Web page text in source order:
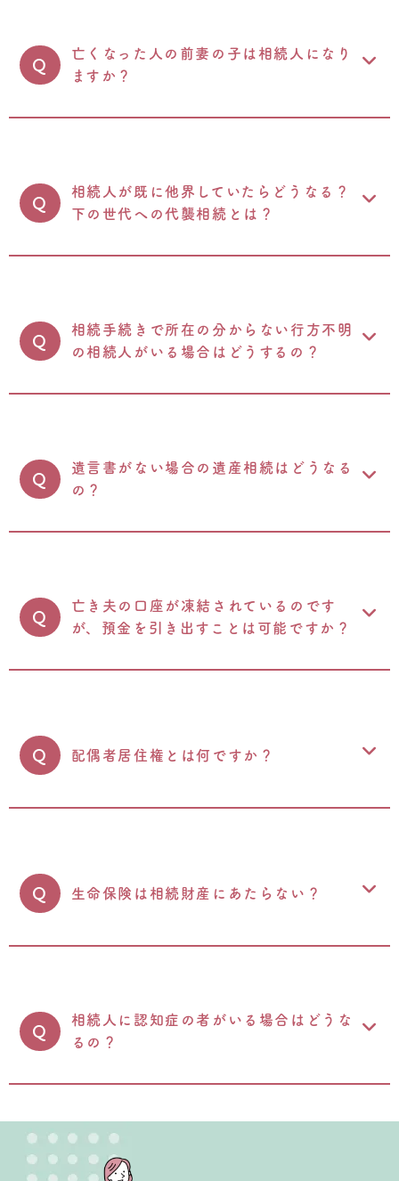
Q
亡くなった人の前妻の子は相続人になり
ますか？
Q
相続人が既に他界していたらどうなる？
下の世代への代襲相続とは？
Q
相続手続きで所在の分からない行方不明
の相続人がいる場合はどうするの？
Q
遺言書がない場合の遺産相続はどうなる
の？
Q
亡き夫の口座が凍結されているのです
が、預金を引き出すことは可能ですか？
Q 配偶者居住権とは何ですか？
Q 生命保険は相続財産にあたらない？
Q
相続人に認知症の者がいる場合はどうな
るの？